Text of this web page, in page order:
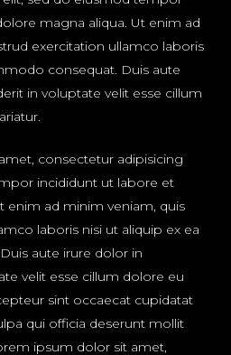
magna aliqua. Ut enim ad
exercitation ullamco laboris
consequat. Duis aute
in voluptate velit esse cillum
consectetur adipisicing
incididunt ut labore et
enim ad minim veniam, quis
laboris nisi ut aliquip ex ea
aute irure dolor in
velit esse cillum dolore eu
sint occaecat cupidatat
qui officia deserunt mollit
ipsum dolor sit amet,